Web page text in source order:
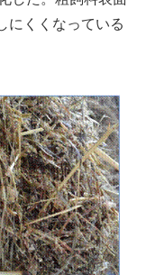
にくくなっている